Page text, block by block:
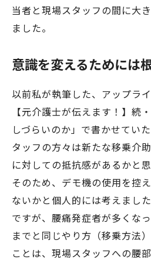
当者と現場スタッフの間に大
ました。
意識を変えるためには
以前私が執筆した、アップラ
【元介護士が伝えます！】続
しづらいのか」で書かせてい
タッフの方々は新たな移乗介
に対しての抵抗感があるかと思
そのため、デモ機の使用を控
ないかと個人的には考えました
ですが、腰痛発症者が多くな
までと同じやり方（移乗方法
ことは、現場スタッフへの腰